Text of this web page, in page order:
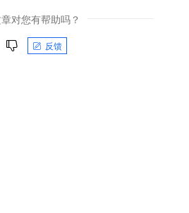
对您有帮助吗？
反馈